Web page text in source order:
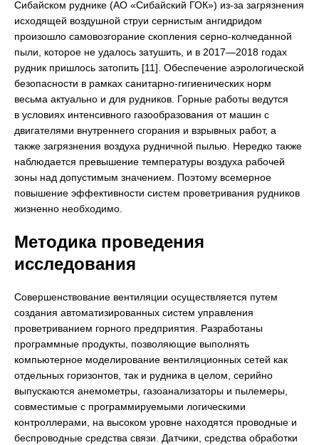
Сибайском руднике (АО «Сибайский ГОК») из-за загрязнения
исходящей воздушной струи сернистым ангидридом
произошло самовозгорание скопления серно-колчеданной
пыли, которое не удалось затушить, и в 2017—2018 годах
рудник пришлось затопить [11]. Обеспечение аэрологической
безопасности в рамках санитарно-гигиенических норм
весьма актуально и для рудников. Горные работы ведутся
в условиях интенсивного газообразования от машин с
двигателями внутреннего сгорания и взрывных работ, а
также загрязнения воздуха рудничной пылью. Нередко также
наблюдается превышение температуры воздуха рабочей
зоны над допустимым значением. Поэтому всемерное
повышение эффективности систем проветривания рудников
жизненно необходимо.
Методика проведения
исследования
Совершенствование вентиляции осуществляется путем
создания автоматизированных систем управления
проветриванием горного предприятия. Разработаны
программные продукты, позволяющие выполнять
компьютерное моделирование вентиляционных сетей как
отдельных горизонтов, так и рудника в целом, серийно
выпускаются анемометры, газоанализаторы и пылемеры,
совместимые с программируемыми логическими
контроллерами, на высоком уровне находятся проводные и
беспроводные средства связи. Датчики, средства обработки